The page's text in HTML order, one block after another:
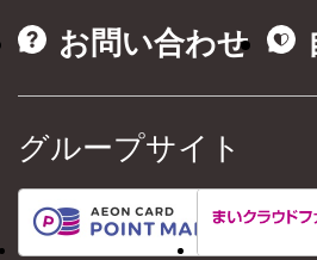
お問い合わせ
グループサイト